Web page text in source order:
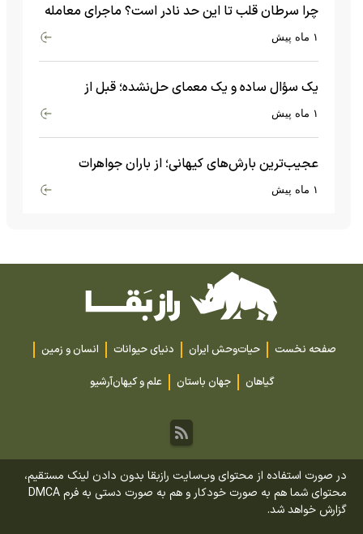
چرا سرطان قلب تا این حد نادر است؟ ماجرای معامله
عجیبی که در بدن اتفاق می‌افتد!۱ ماه پیش
یک سؤال ساده و یک معمای حل‌نشده؛ قبل از
بیگ‌بنگ و آغاز جهان چه چیزی وجود داشت؟۱ ماه پیش
عجیب‌ترین بارش‌های کیهانی؛ از باران جواهرات
گران‌قیمت تا بارش آهن و شیشه۱ ماه پیش
صفحه نخست حیات‌وحش ایران دنیای حیوانات
انسان و زمین
گیاهان
جهان باستان علم و کیهانآرشیو
در صورت استفاده از محتوای وب‌سایت رازبقا بدون دادن لینک مستقیم،
محتوای شما هم به صورت خودکار و هم به صورت دستی به فرم DMCA
گزارش خواهد شد.